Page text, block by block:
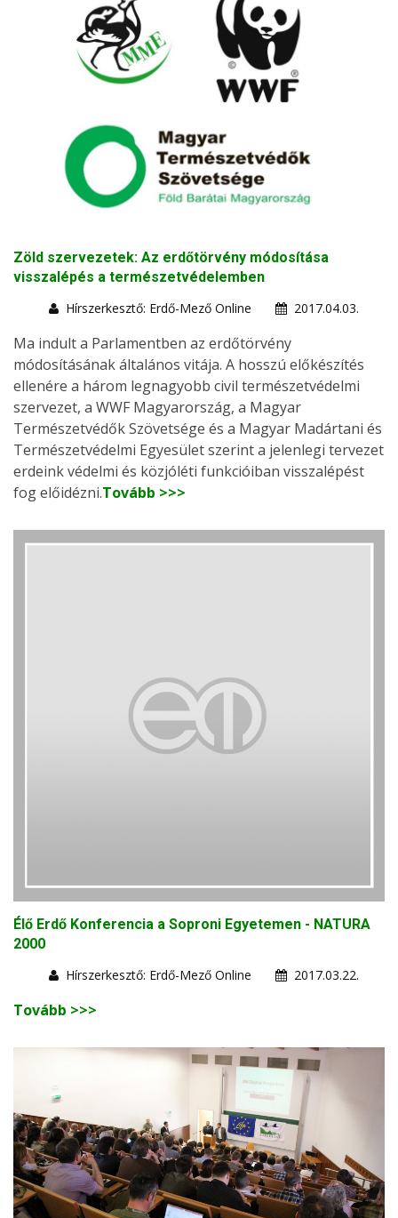
Zöld szervezetek: Az erdőtörvény módosítása
visszalépés a természetvédelemben
Hírszerkesztő: Erdő-Mező Online
2017.04.03.
Ma indult a Parlamentben az erdőtörvény
módosításának általános vitája. A hosszú előkészítés
ellenére a három legnagyobb civil természetvédelmi
szervezet, a WWF Magyarország, a Magyar
Természetvédők Szövetsége és a Magyar Madártani és
Természetvédelmi Egyesület szerint a jelenlegi tervezet
erdeink védelmi és közjóléti funkcióiban visszalépést
fog előidézni.Tovább >>>
Élő Erdő Konferencia a Soproni Egyetemen - NATURA
2000
Hírszerkesztő: Erdő-Mező Online
2017.03.22.
Tovább >>>